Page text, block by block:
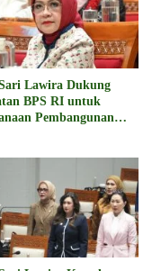
Lawira Dukung
BPS RI untuk
Pembangunan